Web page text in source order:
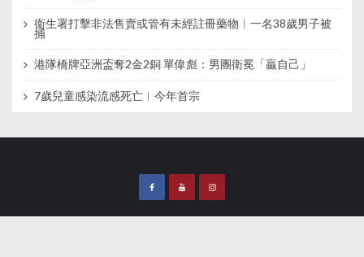
衞生署打擊非法售賣或管有未經註冊藥物︱一名38歲男子被
捕
港隊橋牌亞洲盃奪2金2銅 單偉彪：男團衛冕「贏自己」
7歲兒童感染流感死亡︱今年首宗